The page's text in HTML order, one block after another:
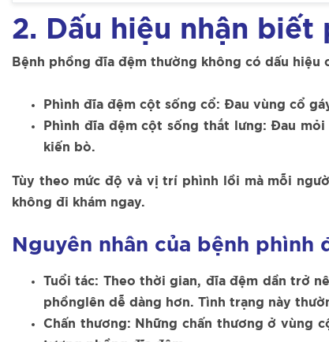
2. Dấu hiệu nhận biết
Bệnh phồng đĩa đệm thường không có dấu
Phình đĩa đệm cột sống cổ: Đau vùng cổ
Phình đĩa đệm cột sống thắt lưng: Đau
kiến bò.
Tùy theo mức độ và vị trí phình lồi mà mỗi
không đi khám ngay.
Nguyên nhân của bệnh phình
Tuổi tác: Theo thời gian, đĩa đệm dần trở
phồnglên dễ dàng hơn. Tình trạng này
Chấn thương: Những chấn thương ở vùng